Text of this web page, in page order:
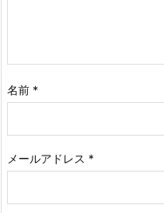
名前 *
メールアドレス *